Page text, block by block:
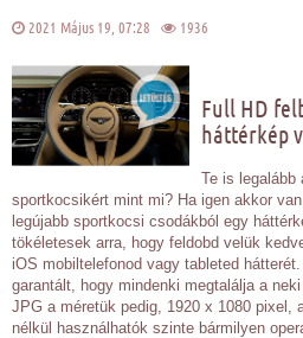
2021 Május 19, 07:28 1936
Full HD
háttérkép
Te is legalább
sportkocsikért mint mi? Ha igen akkor
legújabb sportkocsi csodákból egy
tökéletesek arra, hogy feldobd velük
iOS mobiltelefonod vagy tableted
garantált, hogy mindenki megtalálja a
JPG a méretük pedig, 1920 x 1080 pixel,
nélkül használhatók szinte bármilyen